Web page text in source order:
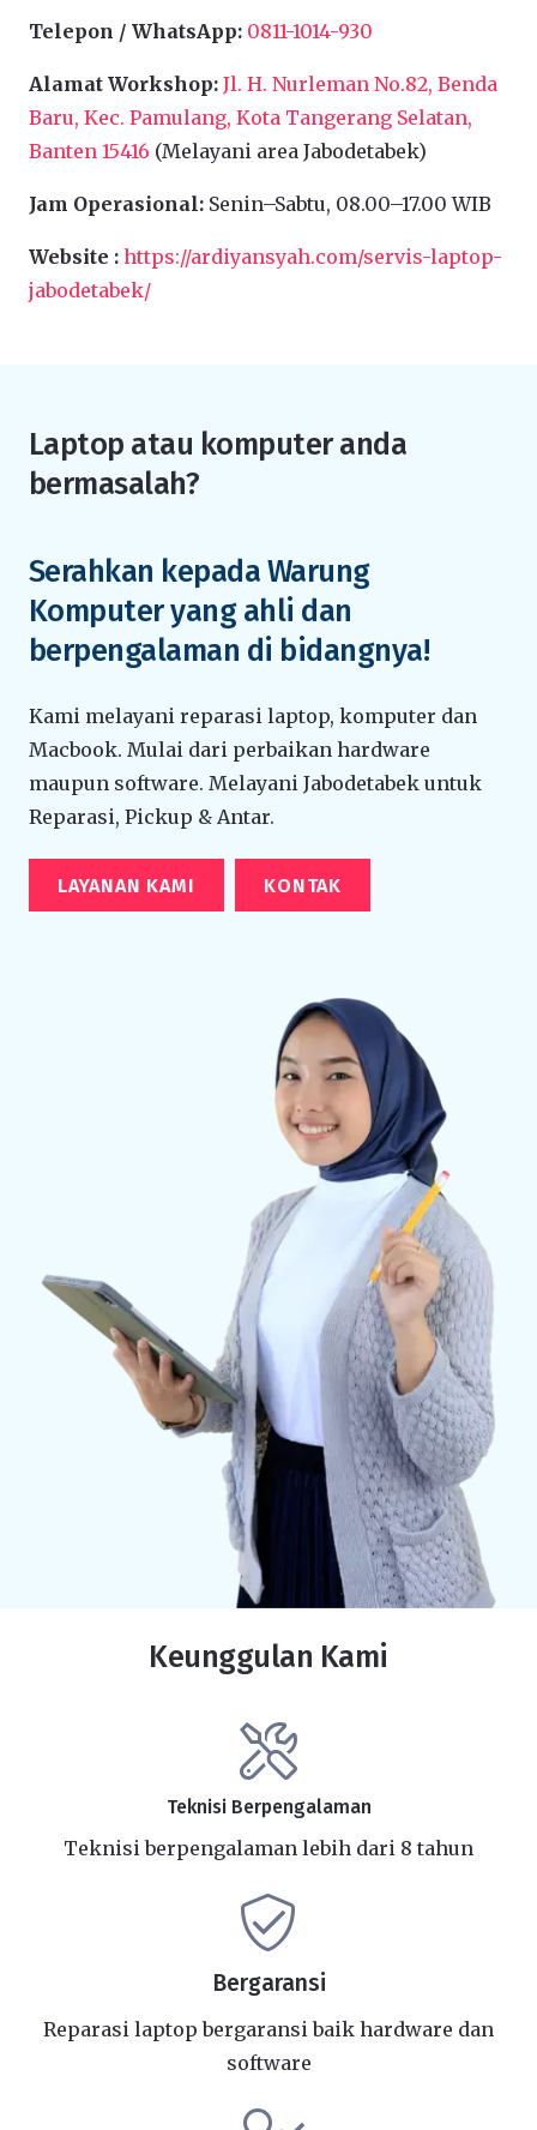
Telepon / WhatsApp: 0811-1014-930
Alamat Workshop: Jl. H. Nurleman No.82, Benda
Baru, Kec. Pamulang, Kota Tangerang Selatan,
Banten 15416 (Melayani area Jabodetabek)
Jam Operasional: Senin–Sabtu, 08.00–17.00 WIB
Website : https://ardiyansyah.com/servis-laptop-
jabodetabek/
Laptop atau komputer anda
bermasalah?
Serahkan kepada Warung
Komputer yang ahli dan
berpengalaman di bidangnya!
Kami melayani reparasi laptop, komputer dan
Macbook. Mulai dari perbaikan hardware
maupun software. Melayani Jabodetabek untuk
Reparasi, Pickup & Antar.
LAYANAN KAMI KONTAK
Keunggulan Kami
Teknisi Berpengalaman
Teknisi berpengalaman lebih dari 8 tahun
Bergaransi
Reparasi laptop bergaransi baik hardware dan
software